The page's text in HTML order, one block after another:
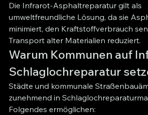
Die Infrarot-Asphaltreparatur gilt als
umweltfreundliche Lösung, da sie
minimiert, den Kraftstoffverbrauch
Transport alter Materialien reduziert.
Warum Kommunen auf
Schlaglochreparatur
Städte und kommunale
zunehmend in
Folgendes ermöglichen: